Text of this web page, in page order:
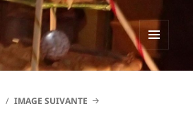
MENU
ET
IMAGE SUIVANTE